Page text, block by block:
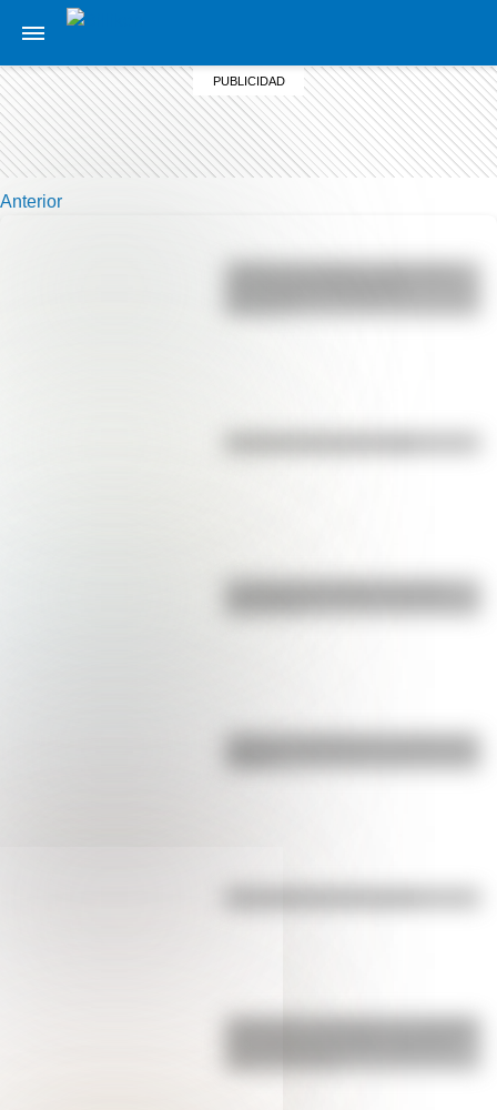
Anterior
¿Sabías que Buenos Aires tiene
Inhibición conductual: la habilidad
antes de actuar